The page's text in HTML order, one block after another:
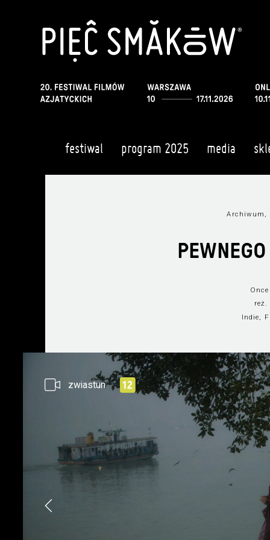
festiwal program 2025 media
Archiwum,
reż.
Indie,
zwiastun